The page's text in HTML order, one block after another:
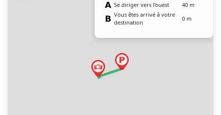
Se diriger vers l’ouest
40 m
Vous êtes arrivé à votre
destination
0 m